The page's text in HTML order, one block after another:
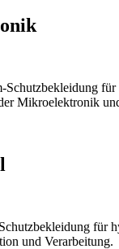
Schutzbekleidung für
Mikroelektronik
für
und Verarbeitung.